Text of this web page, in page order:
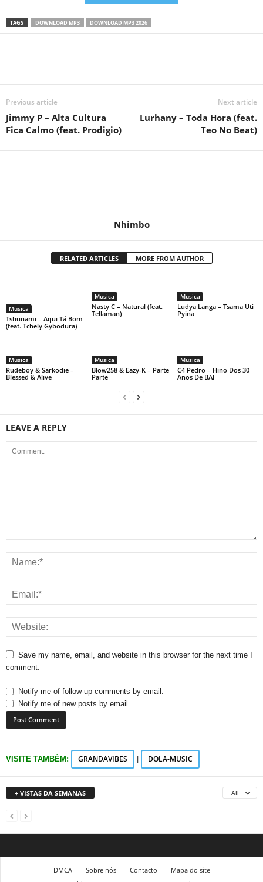
TAGS DOWNLOAD MP3 DOWNLOAD MP3 2026
Previous article
Jimmy P – Alta Cultura
Fica Calmo (feat. Prodigio)
Next article
Lurhany – Toda Hora (feat.
Teo No Beat)
Nhimbo
RELATED ARTICLES MORE FROM AUTHOR
Musica
Tshunami – Aqui Tá Bom
(feat. Tchely Gybodura)
Musica
Nasty C – Natural (feat.
Tellaman)
Musica
Ludya Langa – Tsama Uti
Pyina
Musica
Rudeboy & Sarkodie –
Blessed & Alive
Musica
Blow258 & Eazy-K – Parte
Parte
Musica
C4 Pedro – Hino Dos 30
Anos De BAI
LEAVE A REPLY
Save my name, email, and website in this browser for the next time I
comment.
Notify me of follow-up comments by email.
Notify me of new posts by email.
VISITE TAMBÉM: GRANDAVIBES DOLA-MUSIC
+ VISTAS DA SEMANAS All
DMCA Sobre nós Contacto
Mapa do site